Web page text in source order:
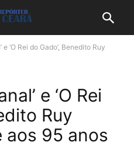
e ‘O Rei do Gado’, Benedito Ruy
e ‘O Rei
Ruy
aos 95 anos